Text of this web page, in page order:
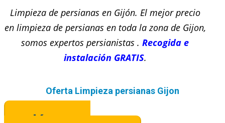
Limpieza de persianasen Gijón. El mejor precio
en limpieza de persianas en toda la zona de Gijon,
somos expertos persianistas . Recogida e
instalación GRATIS.
Oferta Limpieza persianas Gijon